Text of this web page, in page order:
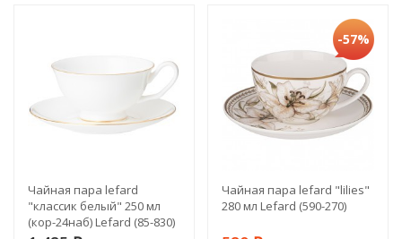
Чайная пара lefard
"классик белый" 250 мл
(кор-24наб) Lefard (85-830)
-57%
Чайная пара lefard "lilies"
280 мл Lefard (590-270)